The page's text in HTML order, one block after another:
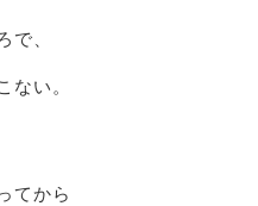
で、
ない。
てから